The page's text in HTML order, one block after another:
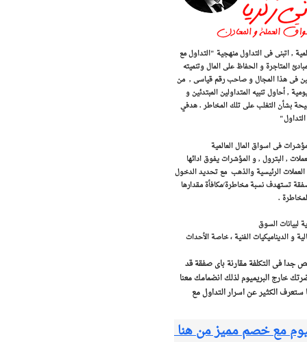
الذهب و المال العالمية , اتبنى فى التداول منهجية "التداول مع
المتاجرة و الحفاظ على المال وتنميته
المحترفين فى هذا المجال و صاحب رقم قياسى , من
, أحاول تنبيه المتداولين المبتدئين و
بشأن التغلب على تلك المخاطر . هدفي
فى اسواق المال العالمية
, البترول , و المؤشرات يفوق ادائها
العملات الرئيسية والذهب مع تحديد الدخول
التوصيات أرباح بين 250 و 500 نقطة . كل صفقة تستهدف نسبة مخاطرة/مكافأة مقدارها
لبيانات السوق
و الديناميكيات الفنية ، خاصة الأحداث
جدا فى التكلفة مقارنة باى صفقة قد
خارج البريميوم لذلك انضمامك معنا
الكثير عن اسرار التداول مع
مع خصم مميز من هنا